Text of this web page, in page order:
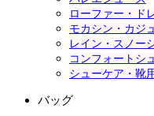
ローファー・ド
モカシン・カジ
レイン・スノー
コンフォートシ
シューケア・靴
バッグ